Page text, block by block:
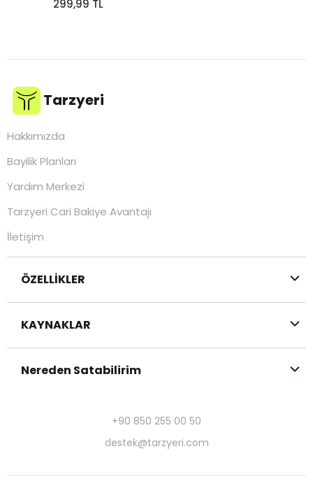
299,99 TL
Tarzyeri
Hakkımızda
Bayilik Planları
Yardım Merkezi
Tarzyeri Cari Bakiye Avantajı
İletişim
ÖZELLİKLER
KAYNAKLAR
Nereden Satabilirim
+90 850 255 00 50
destek@tarzyeri.com